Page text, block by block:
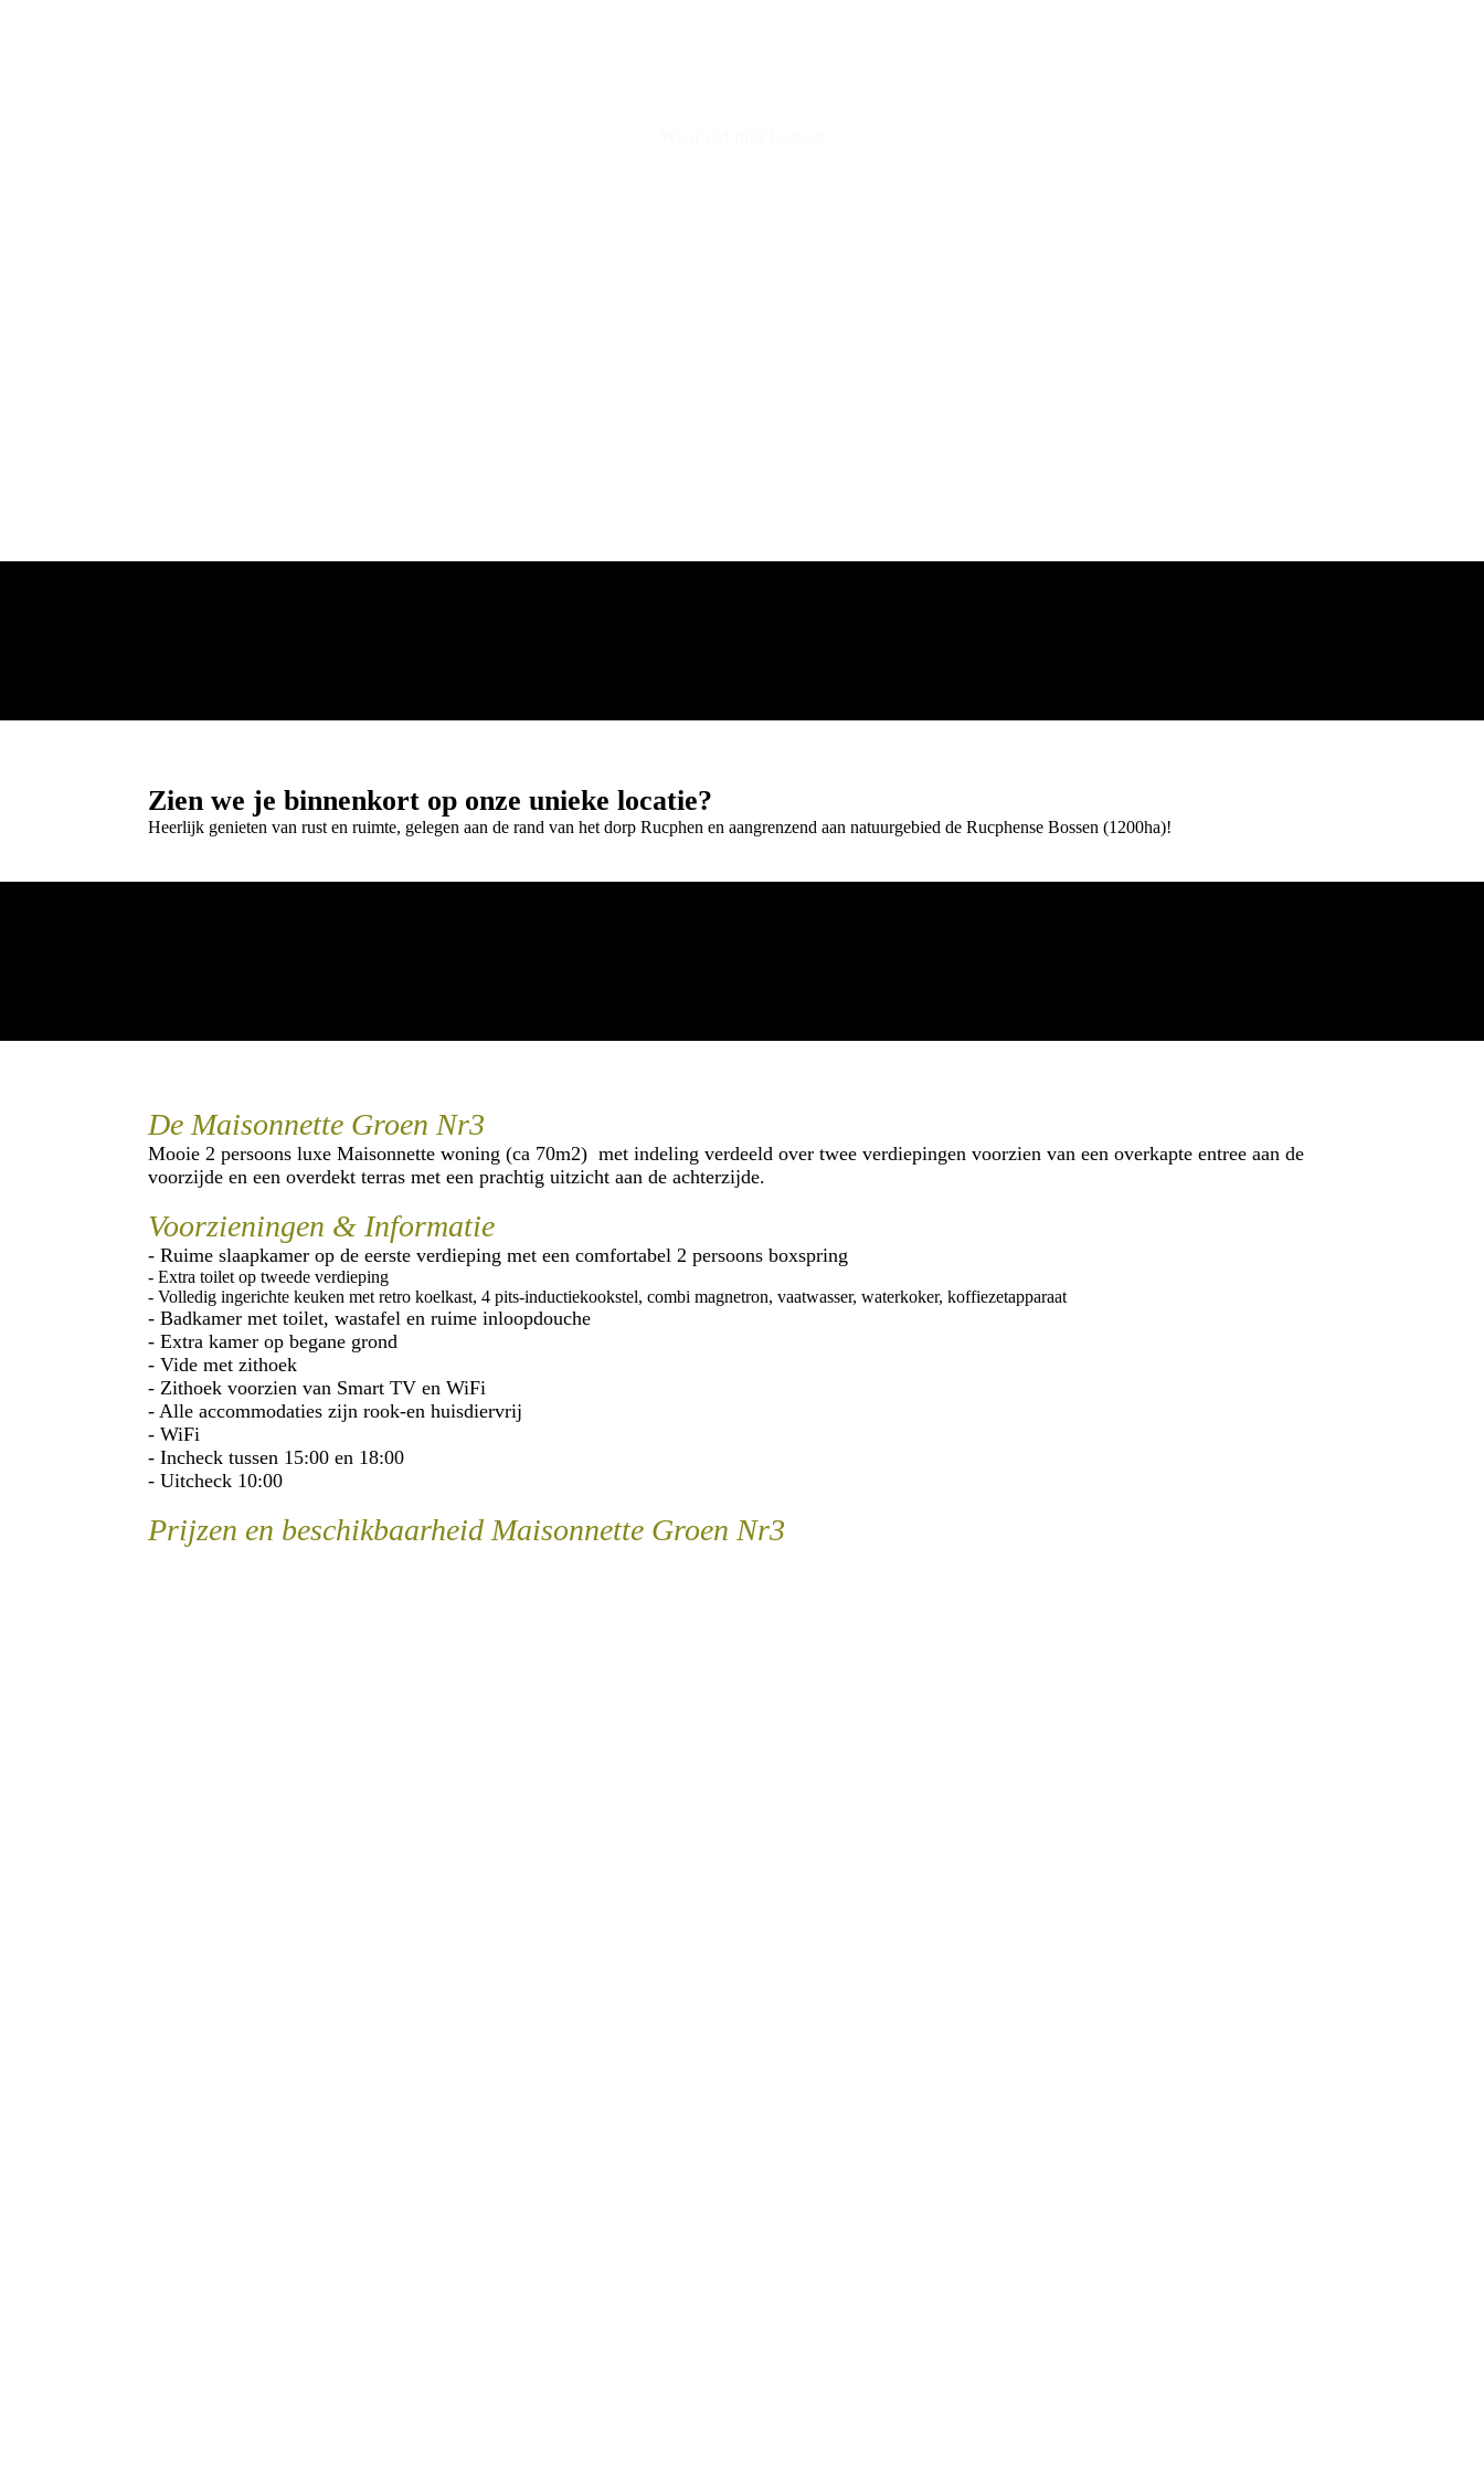
Zien we je binnenkort op onze unieke locatie?
Heerlijk genieten van rust en ruimte, gelegen aan de rand van het dorp Rucphen en aangrenzend aan natuurgebied de Rucphense Bossen (1200ha)!
De Maisonnette Groen Nr3
Mooie 2 persoons luxe Maisonnette woning (ca 70m2) met indeling verdeeld over twee verdiepingen voorzien van een overkapte entree aan de
voorzijde en een overdekt terras met een prachtig uitzicht aan de achterzijde.
Voorzieningen & Informatie
- Ruime slaapkamer op de eerste verdieping met een comfortabel 2 persoons boxspring
- Extra toilet op tweede verdieping
- Volledig ingerichte keuken met retro koelkast, 4 pits-inductiekookstel, combi magnetron, vaatwasser, waterkoker, koffiezetapparaat
- Badkamer met toilet, wastafel en ruime inloopdouche
- Extra kamer op begane grond
- Vide met zithoek
- Zithoek voorzien van Smart TV en WiFi
- Alle accommodaties zijn rook-en huisdiervrij
- WiFi
- Incheck tussen 15:00 en 18:00
- Uitcheck 10:00
Prijzen en beschikbaarheid Maisonnette Groen Nr3